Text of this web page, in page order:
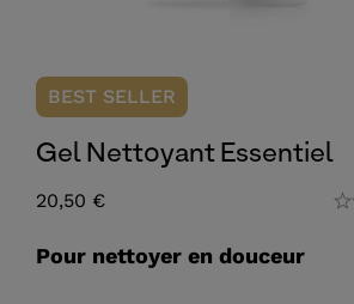
BEST SELLER
Gel Nettoyant Essentiel
20,50 €
Pour nettoyer en douceur